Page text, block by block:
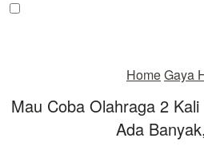
HomeGaya
Mau Coba Olahraga 2
Ada